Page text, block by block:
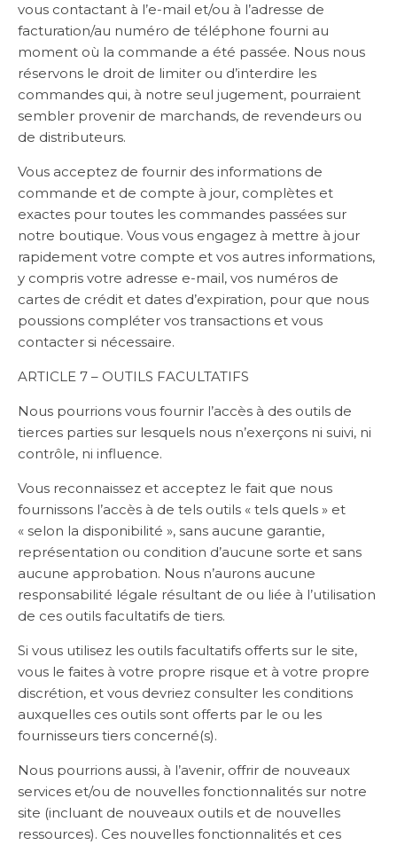
vous contactant à l’e-mail et/ou à l’adresse de
facturation/au numéro de téléphone fourni au
moment où la commande a été passée. Nous nous
réservons le droit de limiter ou d’interdire les
commandes qui, à notre seul jugement, pourraient
sembler provenir de marchands, de revendeurs ou
de distributeurs.
Vous acceptez de fournir des informations de
commande et de compte à jour, complètes et
exactes pour toutes les commandes passées sur
notre boutique. Vous vous engagez à mettre à jour
rapidement votre compte et vos autres informations,
y compris votre adresse e-mail, vos numéros de
cartes de crédit et dates d’expiration, pour que nous
poussions compléter vos transactions et vous
contacter si nécessaire.
ARTICLE 7 – OUTILS FACULTATIFS
Nous pourrions vous fournir l’accès à des outils de
tierces parties sur lesquels nous n’exerçons ni suivi, ni
contrôle, ni influence.
Vous reconnaissez et acceptez le fait que nous
fournissons l’accès à de tels outils « tels quels » et
« selon la disponibilité », sans aucune garantie,
représentation ou condition d’aucune sorte et sans
aucune approbation. Nous n’aurons aucune
responsabilité légale résultant de ou liée à l’utilisation
de ces outils facultatifs de tiers.
Si vous utilisez les outils facultatifs offerts sur le site,
vous le faites à votre propre risque et à votre propre
discrétion, et vous devriez consulter les conditions
auxquelles ces outils sont offerts par le ou les
fournisseurs tiers concerné(s).
Nous pourrions aussi, à l’avenir, offrir de nouveaux
services et/ou de nouvelles fonctionnalités sur notre
site (incluant de nouveaux outils et de nouvelles
ressources). Ces nouvelles fonctionnalités et ces